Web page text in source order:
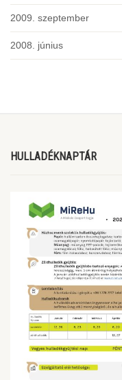
2009. szeptember
2008. június
HULLADÉKNAPTÁR